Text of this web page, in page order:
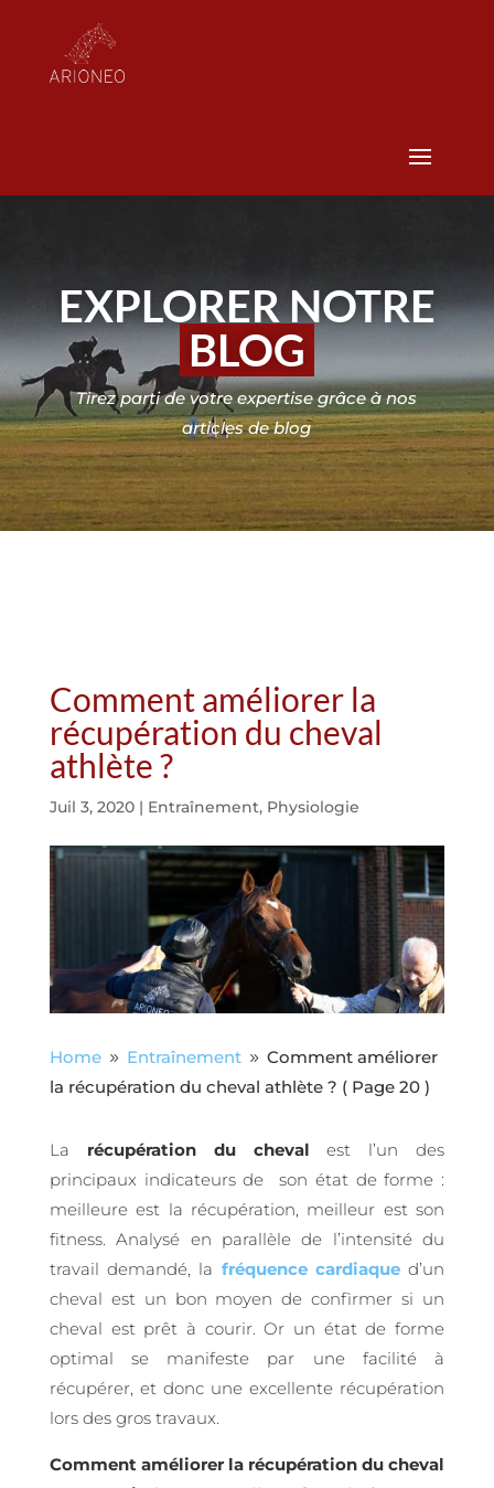
EXPLORER NOTRE
BLOG
Tirez parti de votre expertise grâce à nos
articles de blog
Comment améliorer la
récupération du cheval
athlète ?
Juil 3, 2020| Entraînement, Physiologie
Home 9 Entraînement 9 Comment améliorer
la récupération du cheval athlète ? ( Page 20 )
La récupération du cheval est l’un des
principaux indicateurs de son état de forme :
meilleure est la récupération, meilleur est son
fitness. Analysé en parallèle de l’intensité du
travail demandé, la fréquence cardiaqued’un
cheval est un bon moyen de confìrmer si un
cheval est prêt à courir. Or un état de forme
optimal se manifeste par une facilité à
récupérer, et donc une excellente récupération
lors des gros travaux.
Comment améliorer la récupération du cheval